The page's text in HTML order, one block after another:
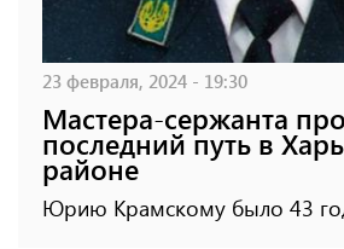
23 февраля, 2024 - 19:30
Мастера-сержанта
последний путь в
районе
Юрию Крамскому было 43